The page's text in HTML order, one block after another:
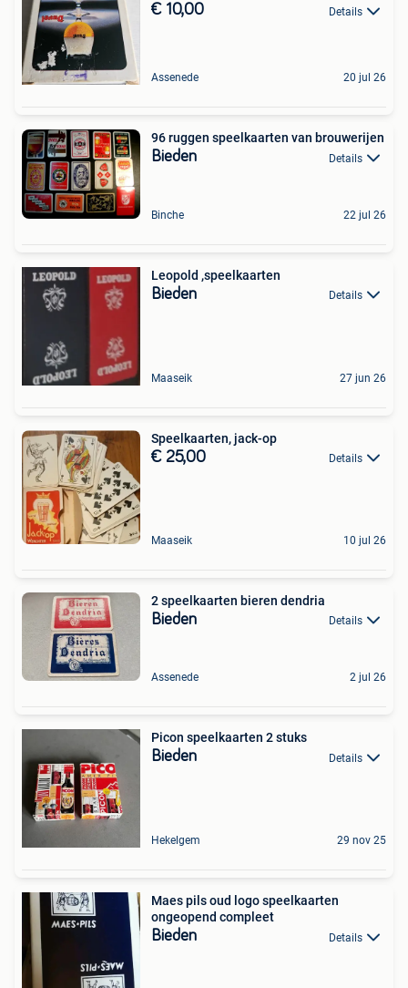
€ 10,00 Details
Assenede 20 jul 26
96 ruggen speelkaarten van brouwerijen
Bieden Details
Binche 22 jul 26
Leopold ,speelkaarten
Bieden Details
Maaseik 27 jun 26
Speelkaarten, jack-op
€ 25,00 Details
Maaseik 10 jul 26
2 speelkaarten bieren dendria
Bieden Details
Assenede 2 jul 26
Picon speelkaarten 2 stuks
Bieden Details
Hekelgem 29 nov 25
Maes pils oud logo speelkaarten
ongeopend compleet
Bieden Details